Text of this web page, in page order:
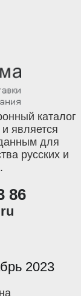
каталог
является
для
русских и
86
2023